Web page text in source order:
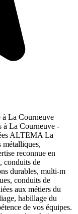
La Courneuve
à La Courneuve -
ALTEMA La
métalliques,
reconnue en
conduits de
durables, multi-m
conduits de
aux métiers du
habillage du
de vos équipes.